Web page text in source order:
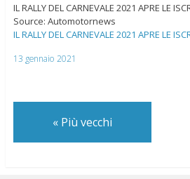
IL RALLY DEL CARNEVALE 2021 APRE LE
Source: Automotornews
IL RALLY DEL CARNEVALE 2021 APRE LE
13 gennaio 2021
«Più vecchi